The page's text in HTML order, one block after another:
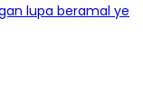
lupa beramal ye